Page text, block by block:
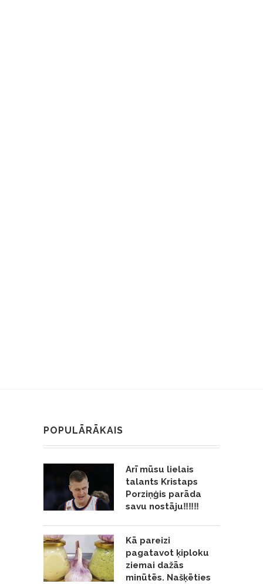
POPULĀRĀKAIS
Arī mūsu lielais
talants Kristaps
Porziņģis parāda
savu nostāju‼️‼️‼️
Kā pareizi
pagatavot ķiploku
ziemai dažās
minūtēs. Našķēties